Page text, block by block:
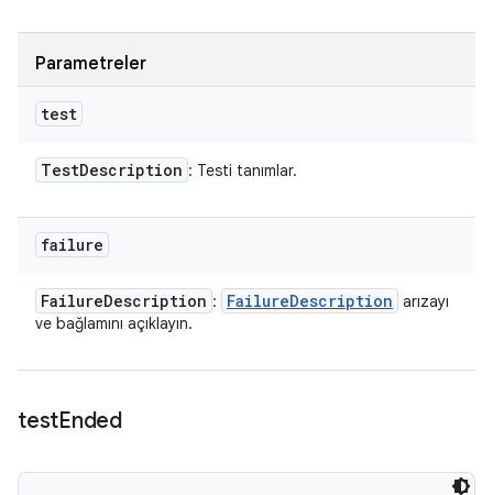
Parametreler
test
TestDescription : Testi tanımlar.
failure
FailureDescription : FailureDescription arızayı
ve bağlamını açıklayın.
testEnded